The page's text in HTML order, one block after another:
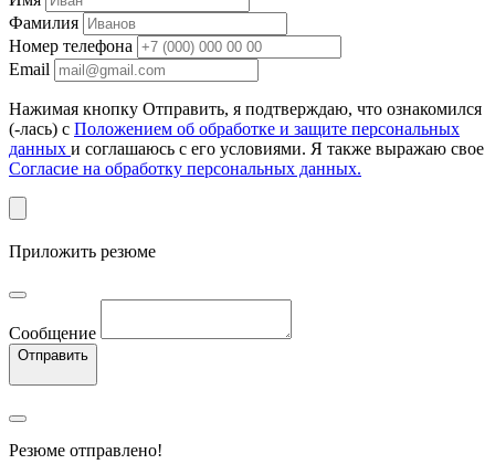
Фамилия
Номер телефона
Email
Нажимая кнопку Отправить, я подтверждаю, что ознакомился
(-лась) с Положением об обработке и защите персональных
данных и соглашаюсь с его условиями. Я также выражаю свое
Согласие на обработку персональных данных.
Приложить резюме
Сообщение
Отправить
Резюме отправлено!